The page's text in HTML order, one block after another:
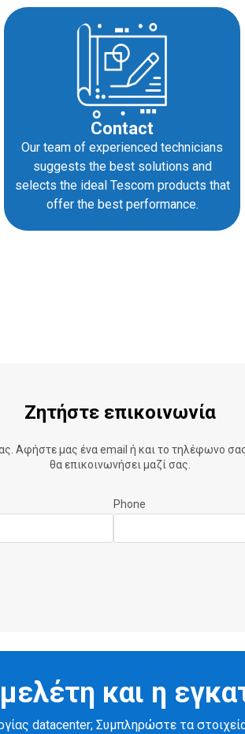
Contact
Our team of experienced technicians
suggests the best solutions and
selects the ideal Tescom products that
offer the best performance.
Ζητήστε επικοινωνία
Αφήστε μας ένα email ή και το τηλέφωνο
θα επικοινωνήσει μαζί σας.
Phone
και η
datacenter; Συμπληρώστε τα